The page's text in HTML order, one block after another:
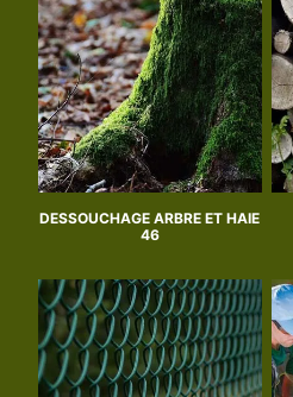
DESSOUCHAGE ARBRE ET HAIE
46